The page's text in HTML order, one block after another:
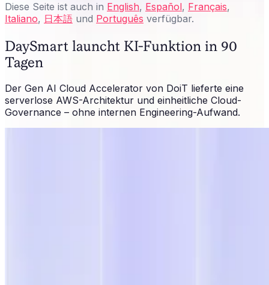
Diese Seite ist auch in English, Español, Français,
Italiano, 日本語 und Português verfügbar.
DaySmart launcht KI-Funktion in 90
Tagen
Der Gen AI Cloud Accelerator von DoiT lieferte eine
serverlose AWS-Architektur und einheitliche Cloud-
Governance – ohne internen Engineering-Aufwand.